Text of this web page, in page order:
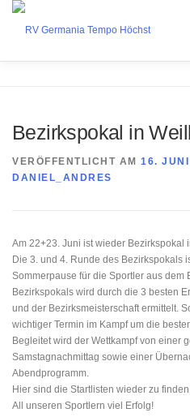
Zum
Bezirkspokal in
VERÖFFENTLICHT AM 16.
DANIEL_ANDRES
Am 22+23. Juni ist wieder Bezirkspokal
Die 3. und 4. Runde des Bezirkspokals
Sommerpause für die Sportler aus dem
Bezirkspokals wird durch die 3 besten
und der Bezirksmeisterschaft ermittelt.
wichtiger Termin im Kampf um die
Begleitet wird der Wettkampf von einer
Samstagnachmittag sowie einer
Abendprogramm.
Hier sind die Startlisten wieder zu
All unseren Sportlern viel Erfolg!